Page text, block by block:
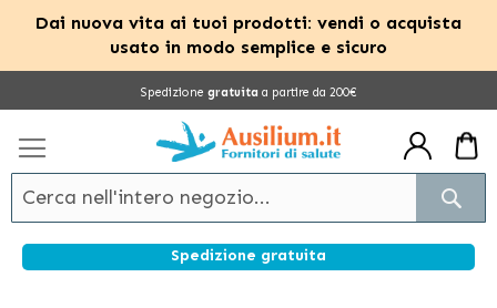
Dai nuova vita ai tuoi prodotti: vendi o acquista
usato in modo semplice e sicuro
Spedizione gratuita a partire da 200€
Spedizione gratuita